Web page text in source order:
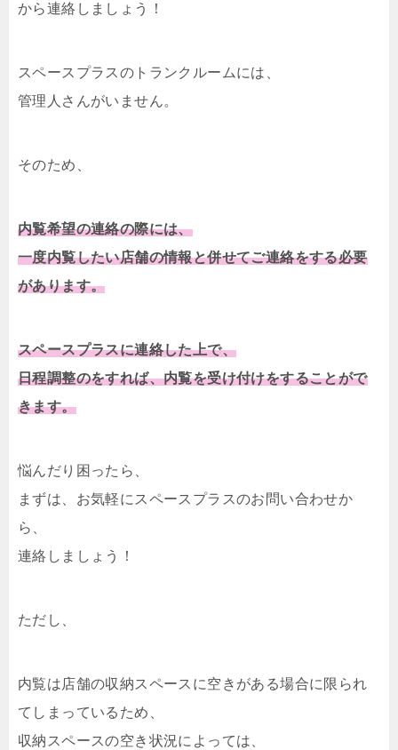
から連絡しましょう！
スペースプラスのトランクルームには、
管理人さんがいません。
そのため、
内覧希望の連絡の際には、
一度内覧したい店舗の情報と併せてご連絡をする必要
があります。
スペースプラスに連絡した上で、
日程調整のをすれば、内覧を受け付けをすることがで
きます。
悩んだり困ったら、
まずは、お気軽にスペースプラスのお問い合わせか
ら、
連絡しましょう！
ただし、
内覧は店舗の収納スペースに空きがある場合に限られ
てしまっているため、
収納スペースの空き状況によっては、